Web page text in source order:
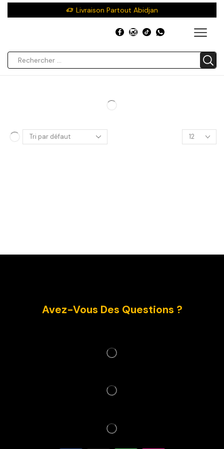
Livraison Partout Abidjan
Avez-Vous Des Questions ?